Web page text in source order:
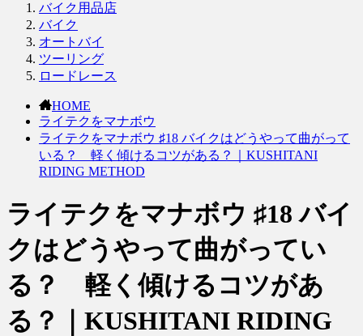
バイク用品店
バイク
オートバイ
ツーリング
ロードレース
HOME
ライテクをマナボウ
ライテクをマナボウ ♯18 バイクはどうやって曲がって
いる？ 軽く傾けるコツがある？｜KUSHITANI
RIDING METHOD
ライテクをマナボウ ♯18 バイ
クはどうやって曲がってい
る？ 軽く傾けるコツがあ
る？｜KUSHITANI RIDING